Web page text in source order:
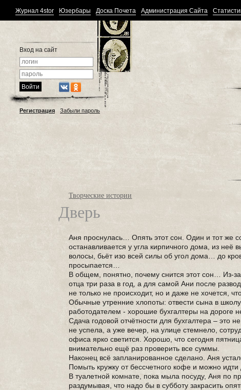
Журнал 4stor Юзербары Доска Почета Администрация Сайта
Вход на сайт
Регистрация Забыли пароль
Творческие истории
Дверь
Аня проснулась… Опять этот сон. Один и тот же
останавливается у угла кирпичного дома, из неё
волосы, бьёт изо всей силы об угол дома… до
просыпается…
В общем, понятно, почему снится этот сон… Из-
отца три раза в год, а для самой Ани после
не только не происходит, но и даже не хочется,
Обычные утренние хлопоты: отвести сына в
работодателем - хорошие бухгалтеры на дороге
Сдача годовой отчётности для бухгалтера –
не успела, а уже вечер, на улице стемнело,
офиса ярко светится. Хорошо, что сегодня
внимательно ещё раз проверить все суммы.
Наконец всё запланированное сделано. Аня
Помыть кружку от бессчетного кофе и можно идти
В туалетной комнате, пока мыла посуду, Аня по
раздумывая, что надо бы в субботу закрасить